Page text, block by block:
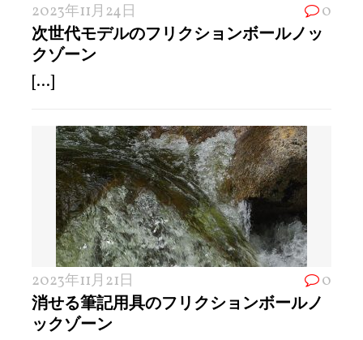
2023年11月24日 0
次世代モデルのフリクションボールノッ
クゾーン
[...]
2023年11月21日 0
消せる筆記用具のフリクションボールノ
ックゾーン